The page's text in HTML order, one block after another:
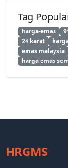
Tag
harga-emas
24 karat
emas malaysia
harga emas
HRGMS